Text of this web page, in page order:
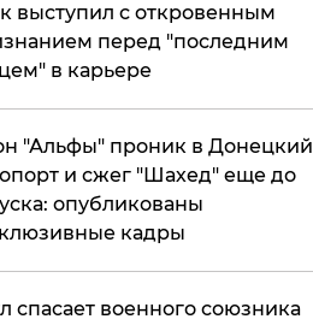
выступил с откровенным
перед "последним
в карьере
"Альфы" проник в Донецкий
и сжег "Шахед" еще до
опубликованы
кадры
спасает военного союзника